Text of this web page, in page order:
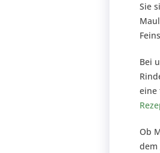
Sie
Bei
eine
Ob
dem